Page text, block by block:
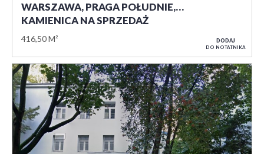
WARSZAWA, PRAGA POŁUDNIE,…
KAMIENICA NA SPRZEDAŻ
416,50 M² DODAJ
DO NOTATNIKA